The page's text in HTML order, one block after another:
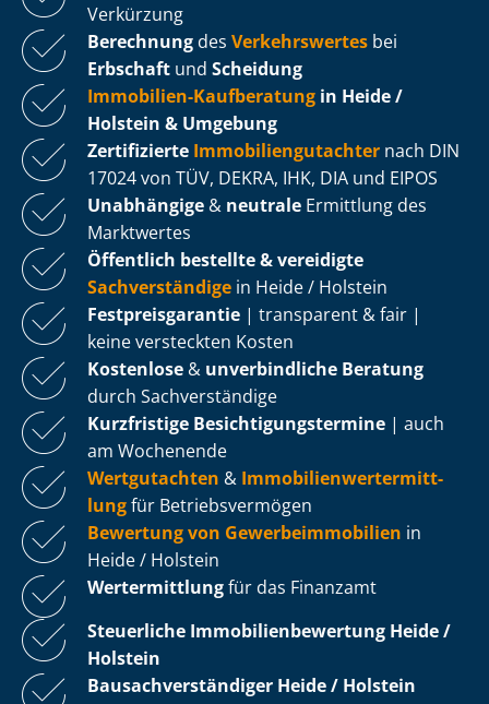
Verkürzung
Berechnung des Verkehrswertes bei
Erbschaft und Scheidung
Immobilien-Kaufberatung in Heide /
Holstein & Umgebung
Zertifizierte Im­mo­bi­li­en­gut­ach­ter nach DIN
17024 von TÜV, DEKRA, IHK, DIA und EIPOS
Unabhängige & neutrale Ermittlung des
Marktwertes
Öffentlich bestellte & vereidigte
Sachverständige in Heide / Holstein
Fest­preis­ga­ran­tie | transparent & fair |
keine versteckten Kosten
Kostenlose & unverbindliche Beratung
durch Sachverständige
Kurzfristige Be­sich­ti­gungs­ter­mi­ne | auch
am Wochenende
Wertgutachten & Im­mo­bi­li­en­wert­ermitt­
lungfür Be­triebs­ver­mö­gen
Bewertung von Ge­wer­be­im­mo­bi­li­en in
Heide / Holstein
Wertermittlungfür das Finanzamt
Steuerliche Im­mo­bi­li­en­be­wer­tung Heide /
Holstein
Bau­sach­ver­stän­di­ger Heide / Holstein